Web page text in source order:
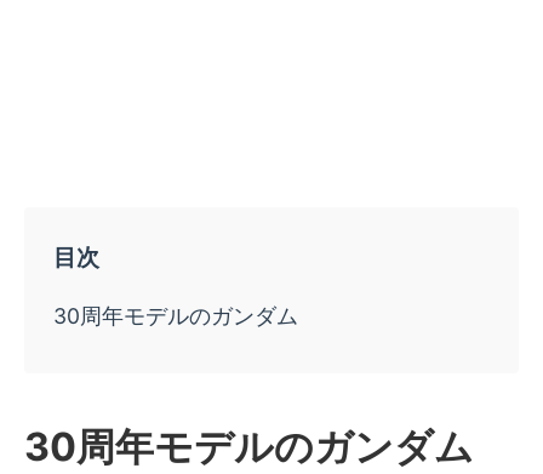
30周年モデルのガンダム
30周年モデルのガンダム